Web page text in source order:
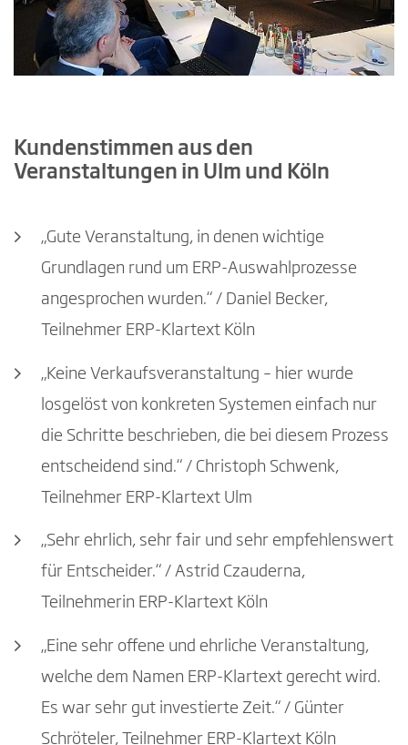
Kundenstimmen aus den
Veranstaltungen in Ulm und Köln
„Gute Veranstaltung, in denen wichtige
Grundlagen rund um ERP-Auswahlprozesse
angesprochen wurden.“ / Daniel Becker,
Teilnehmer ERP-Klartext Köln
„Keine Verkaufsveranstaltung – hier wurde
losgelöst von konkreten Systemen einfach nur
die Schritte beschrieben, die bei diesem Prozess
entscheidend sind.“ / Christoph Schwenk,
Teilnehmer ERP-Klartext Ulm
„Sehr ehrlich, sehr fair und sehr empfehlenswert
für Entscheider.“ / Astrid Czauderna,
Teilnehmerin ERP-Klartext Köln
„Eine sehr offene und ehrliche Veranstaltung,
welche dem Namen ERP-Klartext gerecht wird.
Es war sehr gut investierte Zeit.“ / Günter
Schröteler, Teilnehmer ERP-Klartext Köln